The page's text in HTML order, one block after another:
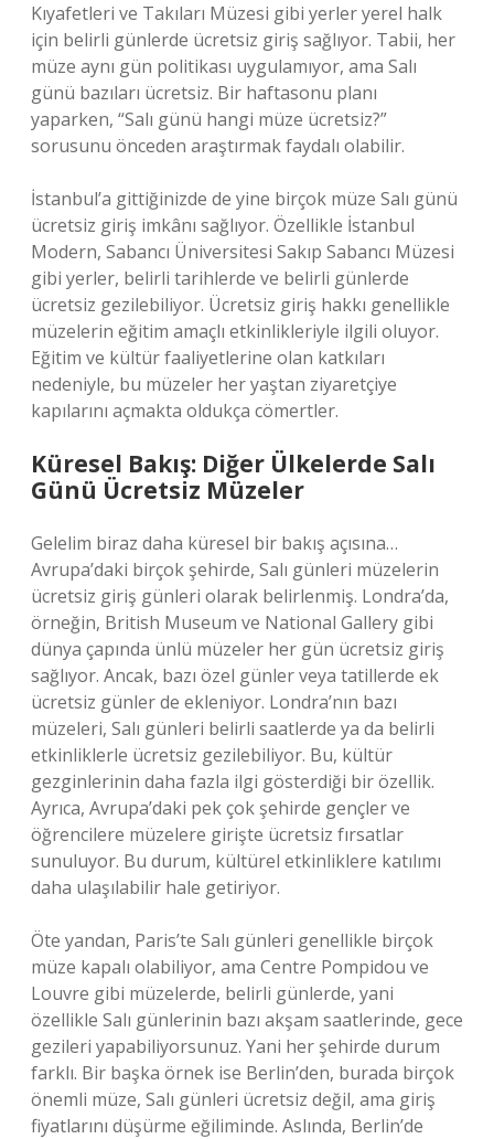
Kıyafetleri ve Takıları Müzesi gibi yerler yerel halk
için belirli günlerde ücretsiz giriş sağlıyor. Tabii, her
müze aynı gün politikası uygulamıyor, ama Salı
günü bazıları ücretsiz. Bir haftasonu planı
yaparken, “Salı günü hangi müze ücretsiz?”
sorusunu önceden araştırmak faydalı olabilir.
İstanbul’a gittiğinizde de yine birçok müze Salı günü
ücretsiz giriş imkânı sağlıyor. Özellikle İstanbul
Modern, Sabancı Üniversitesi Sakıp Sabancı Müzesi
gibi yerler, belirli tarihlerde ve belirli günlerde
ücretsiz gezilebiliyor. Ücretsiz giriş hakkı genellikle
müzelerin eğitim amaçlı etkinlikleriyle ilgili oluyor.
Eğitim ve kültür faaliyetlerine olan katkıları
nedeniyle, bu müzeler her yaştan ziyaretçiye
kapılarını açmakta oldukça cömertler.
Küresel Bakış: Diğer Ülkelerde Salı
Günü Ücretsiz Müzeler
Gelelim biraz daha küresel bir bakış açısına…
Avrupa’daki birçok şehirde, Salı günleri müzelerin
ücretsiz giriş günleri olarak belirlenmiş. Londra’da,
örneğin, British Museum ve National Gallery gibi
dünya çapında ünlü müzeler her gün ücretsiz giriş
sağlıyor. Ancak, bazı özel günler veya tatillerde ek
ücretsiz günler de ekleniyor. Londra’nın bazı
müzeleri, Salı günleri belirli saatlerde ya da belirli
etkinliklerle ücretsiz gezilebiliyor. Bu, kültür
gezginlerinin daha fazla ilgi gösterdiği bir özellik.
Ayrıca, Avrupa’daki pek çok şehirde gençler ve
öğrencilere müzelere girişte ücretsiz fırsatlar
sunuluyor. Bu durum, kültürel etkinliklere katılımı
daha ulaşılabilir hale getiriyor.
Öte yandan, Paris’te Salı günleri genellikle birçok
müze kapalı olabiliyor, ama Centre Pompidou ve
Louvre gibi müzelerde, belirli günlerde, yani
özellikle Salı günlerinin bazı akşam saatlerinde, gece
gezileri yapabiliyorsunuz. Yani her şehirde durum
farklı. Bir başka örnek ise Berlin’den, burada birçok
önemli müze, Salı günleri ücretsiz değil, ama giriş
fiyatlarını düşürme eğiliminde. Aslında, Berlin’de